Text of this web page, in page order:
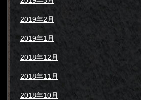
2019年2月
2019年1月
2018年12月
2018年11月
2018年10月